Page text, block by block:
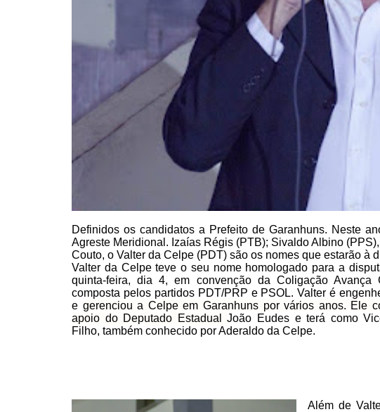
Definidos os candidatos a Prefeito de Garanhuns. Neste
Agreste Meridional. Izaías Régis (PTB); Sivaldo Albino
Couto, o Valter da Celpe (PDT) são os nomes que estarão à
Valter da Celpe teve o seu nomehomologado para a
quinta-feira, dia 4, em convenção da ColigaçãoAvança
composta pelos partidos PDT/PRP e PSOL. Valter é
e gerenciou a Celpe em Garanhuns por vários anos. Ele
apoio do Deputado Estadual João Eudes e terá como
Filho, também conhecido por Aderaldo da Celpe.
Além de